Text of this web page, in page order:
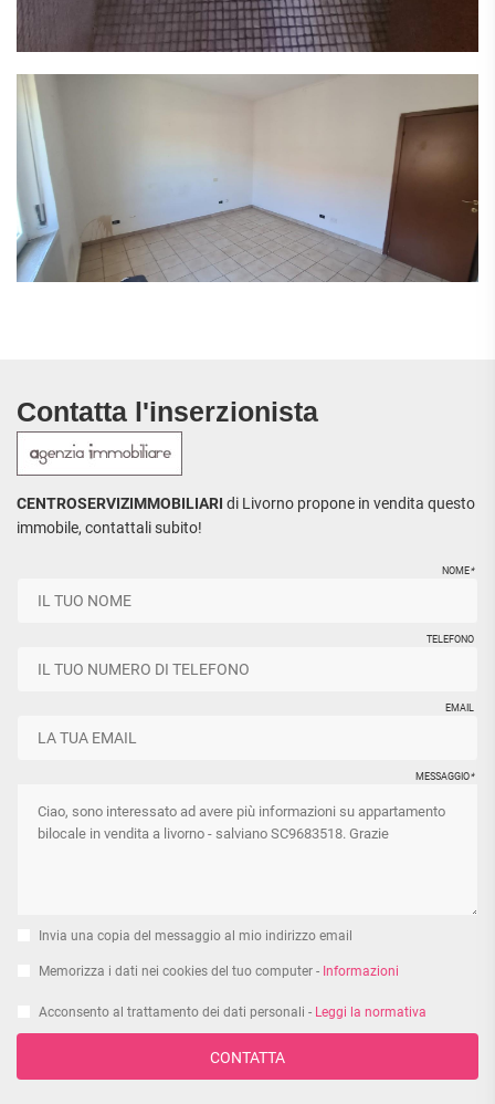
Contatta l'inserzionista
CENTROSERVIZIMMOBILIARI di Livorno propone in vendita questo
immobile, contattali subito!
NOME*
TELEFONO
EMAIL
MESSAGGIO*
Invia una copia del messaggio al mio indirizzo email
Memorizza i dati nei cookies del tuo computer - Informazioni
Acconsento al trattamento dei dati personali - Leggi la normativa
CONTATTA